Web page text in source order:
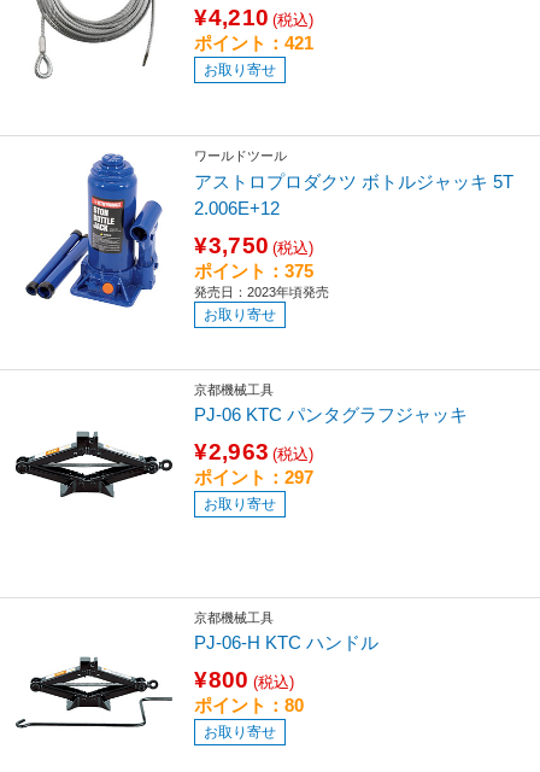
¥4,210 (税込)
ポイント：421
お取り寄せ
ワールドツール
アストロプロダクツ ボトルジャッキ 5T
2.006E+12
¥3,750 (税込)
ポイント：375
発売日：2023年頃発売
お取り寄せ
京都機械工具
PJ-06 KTC パンタグラフジャッキ
¥2,963 (税込)
ポイント：297
お取り寄せ
京都機械工具
PJ-06-H KTC ハンドル
¥800 (税込)
ポイント：80
お取り寄せ